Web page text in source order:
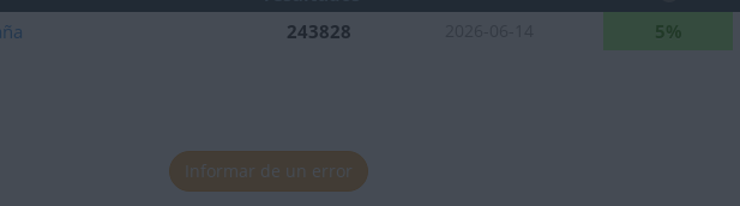
243828 5%
Informar de un error